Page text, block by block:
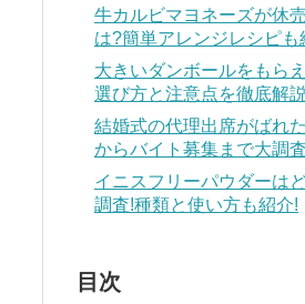
牛カルビマヨネーズが休
は?簡単アレンジレシピも
大きいダンボールをもら
選び方と注意点を徹底解
結婚式の代理出席がばれ
からバイト募集まで大調
イニスフリーパウダーは
調査!種類と使い方も紹介!
目次